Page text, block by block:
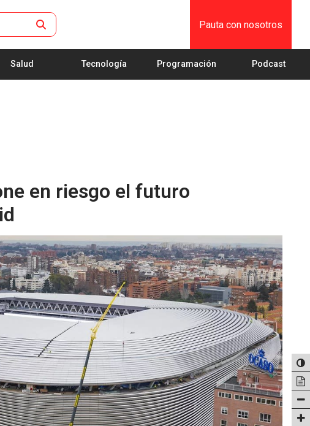
Pauta con nosotros
Salud Tecnología Programación Podcast
en riesgo el futuro